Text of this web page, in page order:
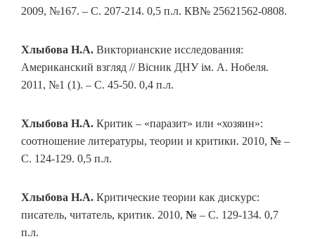
2009, №167. – С. 207-214. 0,5 п.л. КВ№ 25621562-0808.
Хлыбова Н.А. Викторианские исследования:
Американский взгляд // Вісник ДНУ ім. А. Нобеля.
2011, №1 (1). – С. 45-50. 0,4 п.л.
Хлыбова Н.А. Критик – «паразит» или «хозяин»:
соотношение литературы, теории и критики. 2010, № –
С. 124-129. 0,5 п.л.
Хлыбова Н.А. Критические теории как дискурс:
писатель, читатель, критик. 2010, № – С. 129-134. 0,7
п.л.